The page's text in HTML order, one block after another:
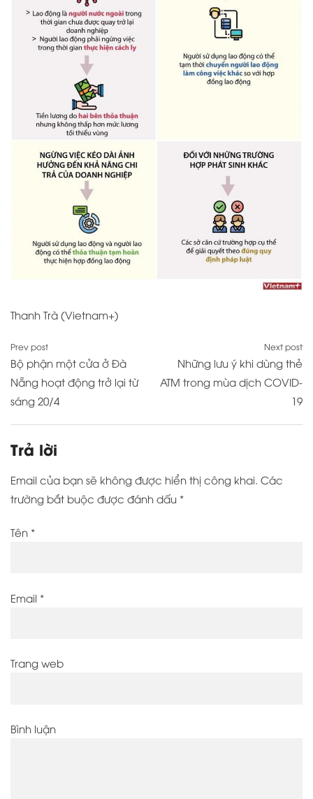
Thanh Trà (Vietnam+)
Điều
hướng
bài
viết
Prev post
Bộ phận một cửa ở Đà
Nẵng hoạt động trở lại từ
sáng 20/4
Next post
Những lưu ý khi dùng thẻ
ATM trong mùa dịch COVID-
19
Trả lời
Email của bạn sẽ không được hiển thị công khai. Các
trường bắt buộc được đánh dấu *
Tên *
Email *
Trang web
Bình luận